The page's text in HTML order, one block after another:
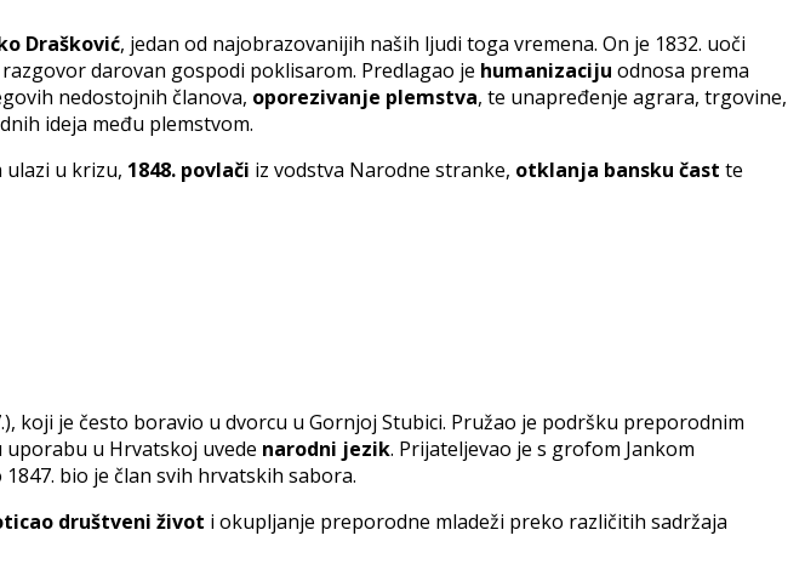
Drašković, jedan od najobrazovanijih naših ljudi toga vremena. On je 1832. uoči
darovan gospodi poklisarom. Predlagao je humanizaciju odnosa prema
nedostojnih članova, oporezivanje plemstva, te unapređenje agrara, trgovine,
ideja među plemstvom.
ulazi u krizu, 1848. povlači iz vodstva Narodne stranke, otklanja bansku čast te
koji je često boravio u dvorcu u Gornjoj Stubici. Pružao je podršku preporodnim
uporabu u Hrvatskoj uvede narodni jezik. Prijateljevao je s grofom Jankom
bio je član svih hrvatskih sabora.
društveni život i okupljanje preporodne mladeži preko različitih sadržaja